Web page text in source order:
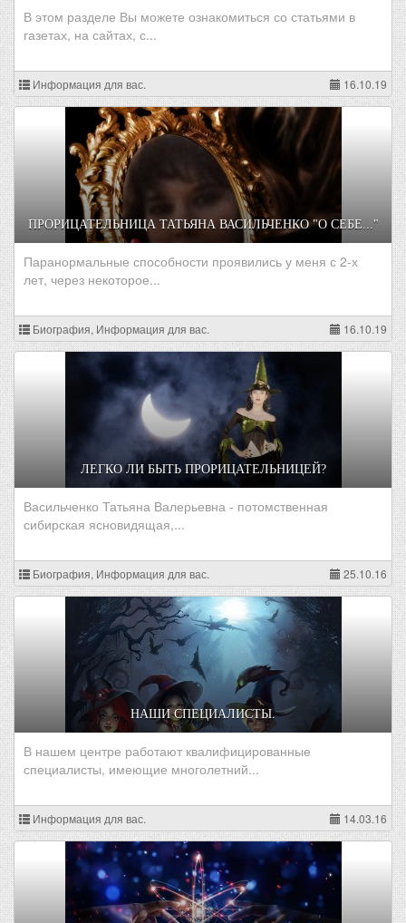
В этом разделе Вы можете ознакомиться со статьями в
газетах, на сайтах, с...
Информация для вас. 16.10.19
ПРОРИЦАТЕЛЬНИЦА ТАТЬЯНА ВАСИЛЬЧЕНКО "О СЕБЕ..."
Паранормальные способности проявились у меня с 2-х
лет, через некоторое...
Биография, Информация для вас. 16.10.19
ЛЕГКО ЛИ БЫТЬ ПРОРИЦАТЕЛЬНИЦЕЙ?
Васильченко Татьяна Валерьевна - потомственная
сибирская ясновидящая,...
Биография, Информация для вас. 25.10.16
НАШИ СПЕЦИАЛИСТЫ.
В нашем центре работают квалифицированные
специалисты, имеющие многолетний...
Информация для вас. 14.03.16